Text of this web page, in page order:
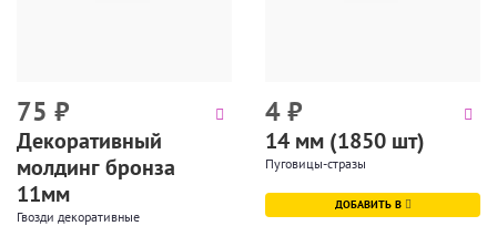
75 ₽
Декоративный
молдинг бронза
11мм
Гвозди декоративные
4₽
14 мм (1850 шт)
Пуговицы-стразы
ДОБАВИТЬ В